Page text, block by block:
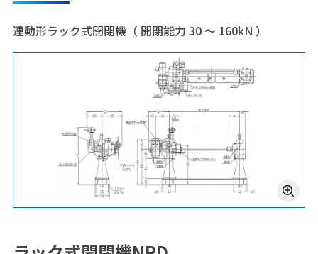
連動形ラック式開閉機（ 開閉能力 30 ～ 160kN ）